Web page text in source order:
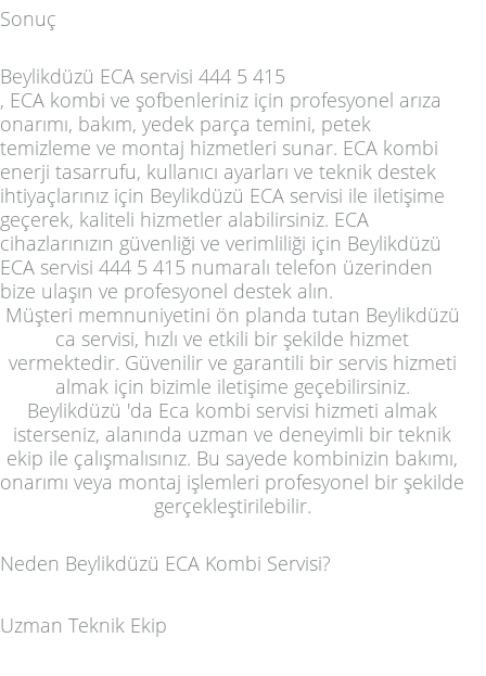
Sonuç
Beylikdüzü ECA servisi 444 5 415
, ECA kombi ve şofbenleriniz için profesyonel arıza
onarımı, bakım, yedek parça temini, petek
temizleme ve montaj hizmetleri sunar. ECA kombi
enerji tasarrufu, kullanıcı ayarları ve teknik destek
ihtiyaçlarınız için Beylikdüzü ECA servisi ile iletişime
geçerek, kaliteli hizmetler alabilirsiniz. ECA
cihazlarınızın güvenliği ve verimliliği için Beylikdüzü
ECA servisi 444 5 415 numaralı telefon üzerinden
bize ulaşın ve profesyonel destek alın.
Müşteri memnuniyetini ön planda tutan Beylikdüzü
ca servisi, hızlı ve etkili bir şekilde hizmet
vermektedir. Güvenilir ve garantili bir servis hizmeti
almak için bizimle iletişime geçebilirsiniz.
Beylikdüzü 'da Eca kombi servisi hizmeti almak
isterseniz, alanında uzman ve deneyimli bir teknik
ekip ile çalışmalısınız. Bu sayede kombinizin bakımı,
onarımı veya montaj işlemleri profesyonel bir şekilde
gerçekleştirilebilir.
Neden Beylikdüzü ECA Kombi Servisi?
Uzman Teknik Ekip